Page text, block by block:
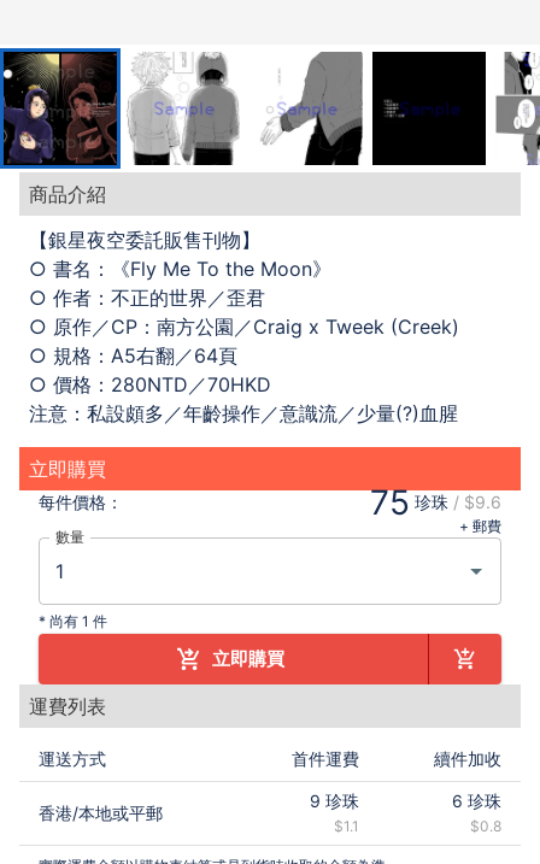
商品介紹
【銀星夜空委託販售刊物】
○ 書名：《Fly Me To the Moon》
○ 作者：不正的世界／歪君
○ 原作／CP：南方公園／Craig x Tweek (Creek)
○ 規格：A5右翻／64頁
○ 價格：280NTD／70HKD
注意：私設頗多／年齡操作／意識流／少量(?)血腥
立即購買
每件價格： 75 珍珠 / $9.6
+ 郵費
數量
* 尚有 1 件
立即購買
運費列表
運送方式 首件運費 續件加收
香港/本地或平郵
9 珍珠
$1.1
6 珍珠
$0.8